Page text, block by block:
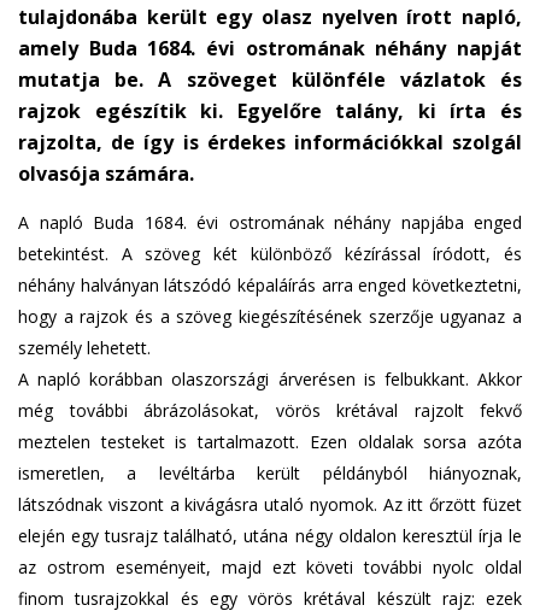
s
e
n
s
m
a
i
l
tulajdonába került egy olasz nyelven írott napló,
amely Buda 1684. évi ostromának néhány napját
mutatja be. A szöveget különféle vázlatok és
rajzok egészítik ki. Egyelőre talány, ki írta és
rajzolta, de így is érdekes információkkal szolgál
olvasója számára.
A napló Buda 1684. évi ostromának néhány napjába enged
betekintést. A szöveg két különböző kézírással íródott, és
néhány halványan látszódó képaláírás arra enged következtetni,
hogy a rajzok és a szöveg kiegészítésének szerzője ugyanaz a
személy lehetett.
A napló korábban olaszországi árverésen is felbukkant. Akkor
még további ábrázolásokat, vörös krétával rajzolt fekvő
meztelen testeket is tartalmazott. Ezen oldalak sorsa azóta
ismeretlen, a levéltárba került példányból hiányoznak,
látszódnak viszont a kivágásra utaló nyomok. Az itt őrzött füzet
elején egy tusrajz található, utána négy oldalon keresztül írja le
az ostrom eseményeit, majd ezt követi további nyolc oldal
finom tusrajzokkal és egy vörös krétával készült rajz: ezek